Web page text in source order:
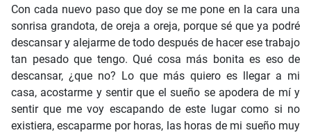
Con cada nuevo paso que doy se me pone en la cara una
sonrisa grandota, de oreja a oreja, porque sé que ya podré
descansar y alejarme de todo después de hacer ese trabajo
tan pesado que tengo. Qué cosa más bonita es eso de
descansar, ¿que no? Lo que más quiero es llegar a mi
casa, acostarme y sentir que el sueño se apodera de mí y
sentir que me voy escapando de este lugar como si no
existiera, escaparme por horas, las horas de mi sueño muy